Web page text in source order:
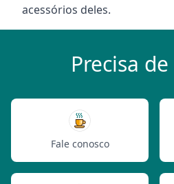
acessórios deles.
Precisa de
Fale conosco